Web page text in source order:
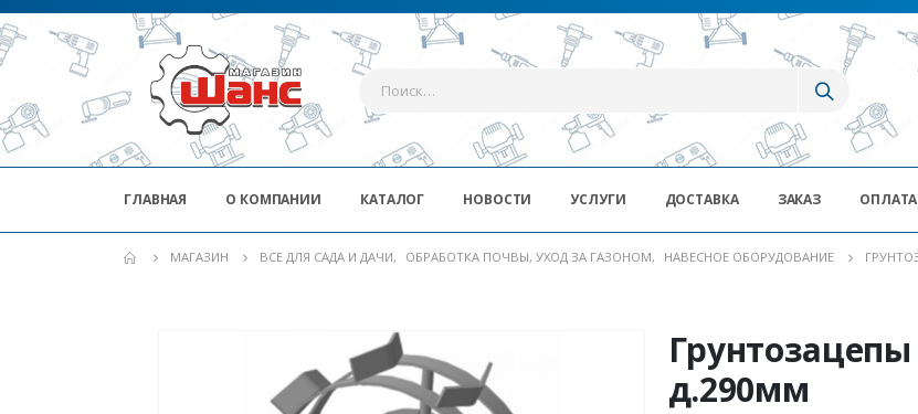
ГЛАВНАЯ О КОМПАНИИ КАТАЛОГ НОВОСТИ УСЛУГИ ДОСТАВКА ЗАКАЗ ОПЛАТА
МАГАЗИН ВСЕ ДЛЯ САДА И ДАЧИ, ОБРАБОТКА ПОЧВЫ, УХОД ЗА ГАЗОНОМ, НАВЕСНОЕ ОБОРУДОВАНИЕ
д.290мм